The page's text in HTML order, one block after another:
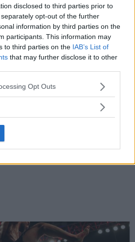
disclosed to third parties prior to
opt-out of the further
information by third parties on the
participants. This information may
to third parties on the IAB’s List of
that may further disclose it to other
app uses one or more Google
usage behaviour. You may click to
specified purposes in below Google
Opt Outs
avslører spillet bak kulissene